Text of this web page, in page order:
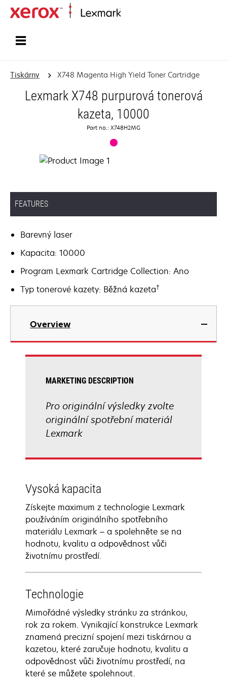
Tiskárny X748 Magenta High Yield Toner Cartridge
Lexmark X748 purpurová tonerová
kazeta, 10000
Part no.: X748H2MG
FEATURES
Barevný laser
Kapacita: 10000
Program Lexmark Cartridge Collection: Ano
Typ tonerové kazety: Běžná kazeta†
Overview
MARKETING DESCRIPTION
Pro originální výsledky zvolte
originální spotřební materiál
Lexmark
Vysoká kapacita
Získejte maximum z technologie Lexmark
používáním originálního spotřebního
materiálu Lexmark – a spolehněte se na
hodnotu, kvalitu a odpovědnost vůči
životnímu prostředí.
Technologie
Mimořádné výsledky stránku za stránkou,
rok za rokem. Vynikající konstrukce Lexmark
znamená precizní spojení mezi tiskárnou a
kazetou, které zaručuje hodnotu, kvalitu a
odpovědnost vůči životnímu prostředí, na
které se můžete spolehnout.